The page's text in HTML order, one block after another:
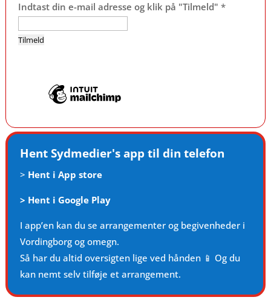
Indtast din e-mail adresse og klik på "Tilmeld" *
Hent Sydmedier's app til din telefon
> Hent i App store
> Hent i Google Play
I app’en kan du se arrangementer og begivenheder i
Vordingborg og omegn.
Så har du altid oversigten lige ved hånden 📱 Og du
kan nemt selv tilføje et arrangement.